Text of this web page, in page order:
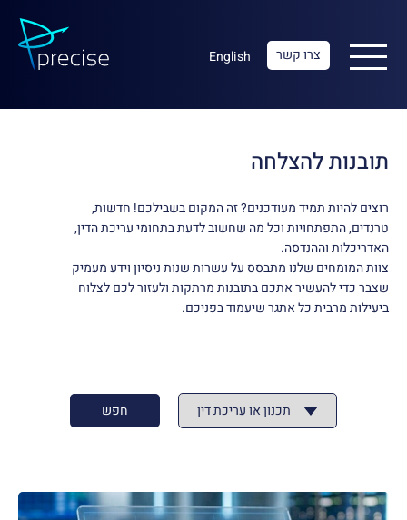
English צרו קשר
תובנות להצלחה
רוצים להיות תמיד מעודכנים? זה המקום בשבילכם! חדשות,
טרנדים, התפתחויות וכל מה שחשוב לדעת בתחומי עריכת הדין,
האדריכלות וההנדסה.
צוות המומחים שלנו מתבסס על עשרות שנות ניסיון וידע מעמיק
שצבר כדי להעשיר אתכם בתובנות מרתקות ולעזור לכם לצלוח
ביעילות מרבית כל אתגר שיעמוד בפניכם.